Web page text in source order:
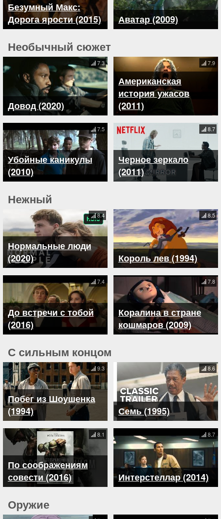
Безумный Макс:
Дорога ярости (2015)
Аватар (2009)
Необычный сюжет
Довод (2020)
7.3
Американская
история ужасов
(2011)
7.9
Убойные каникулы
(2010)
7.5
Черное зеркало
(2011)
8.7
Нежный
Нормальные люди
(2020)
8.4
Король лев (1994)
8.5
До встречи с тобой
(2016)
7.4
Коралина в стране
кошмаров (2009)
7.8
С сильным концом
Побег из Шоушенка
(1994)
9.3
Семь (1995)
8.6
По соображениям
совести (2016)
8.1
Интерстеллар (2014)
8.7
Оружие